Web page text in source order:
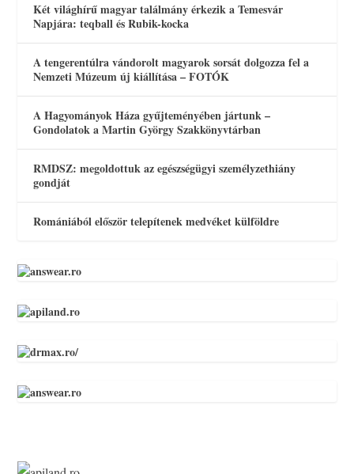
Két világhírű magyar találmány érkezik a Temesvár
Napjára: teqball és Rubik-kocka
A tengerentúlra vándorolt magyarok sorsát dolgozza fel a
Nemzeti Múzeum új kiállítása – FOTÓK
A Hagyományok Háza gyűjteményében jártunk –
Gondolatok a Martin György Szakkönyvtárban
RMDSZ: megoldottuk az egészségügyi személyzethiány
gondját
Romániából először telepítenek medvéket külföldre